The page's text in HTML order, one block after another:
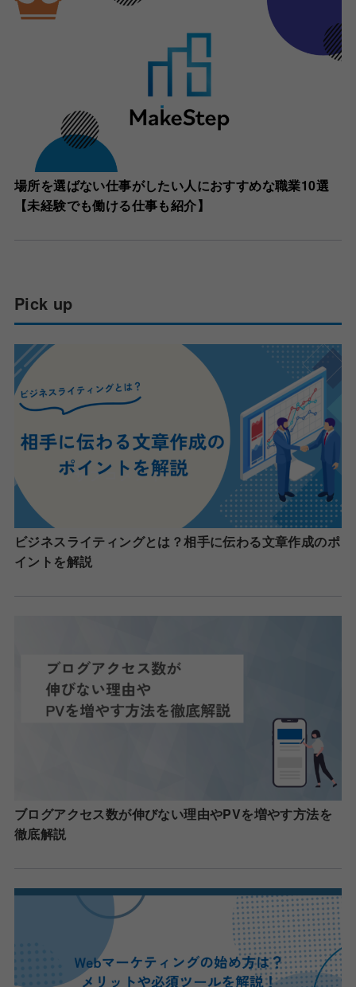
場所を選ばない仕事がしたい人におすすめな職業10選
【未経験でも働ける仕事も紹介】
Pick up
ビジネスライティングとは？相手に伝わる文章作成のポ
イントを解説
ブログアクセス数が伸びない理由やPVを増やす方法を
徹底解説